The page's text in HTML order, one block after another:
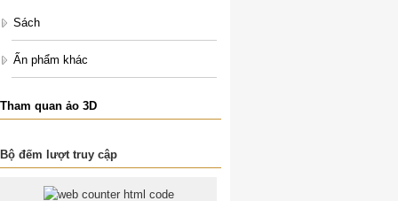
Sách
Ấn phẩm khác
Tham quan ảo 3D
Bộ đếm lượt truy cập